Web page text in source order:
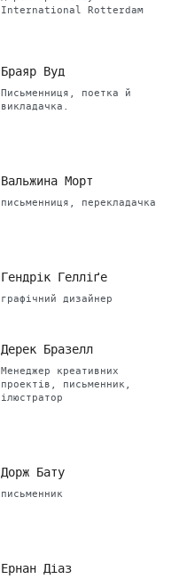
International Rotterdam
Браяр Вуд
Письменниця, поетка й
викладачка.
Вальжина Морт
письменниця, перекладачка
Гендрік Гелліґе
графічний дизайнер
Дерек Бразелл
Менеджер креативних
проектів, письменник,
ілюстратор
Дорж Бату
письменник
Ернан Діаз